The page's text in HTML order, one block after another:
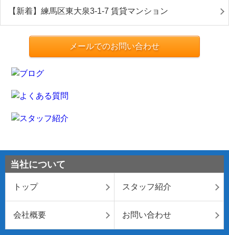
【新着】練馬区東大泉3-1-7 賃貸マンション
メールでのお問い合わせ
当社について
トップ スタッフ紹介
会社概要 お問い合わせ